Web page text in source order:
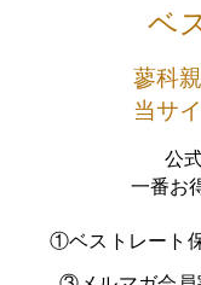
ベ
蓼科
当サ
公
一番お
①ベストレート